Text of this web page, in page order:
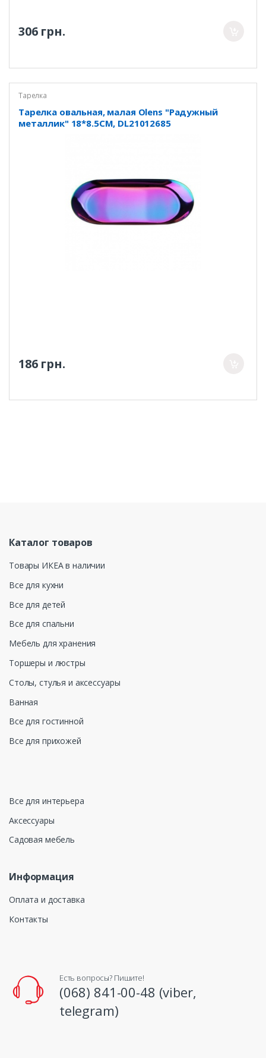
306 грн.
Тарелка
Тарелка овальная, малая Olens "Радужный
металлик" 18*8.5CM, DL21012685
186 грн.
Каталог товаров
Товары ИКЕА в наличии
Все для кухни
Все для детей
Все для спальни
Мебель для хранения
Торшеры и люстры
Столы, стулья и аксессуары
Ванная
Все для гостинной
Все для прихожей
Все для интерьера
Аксессуары
Садовая мебель
Информация
Оплата и доставка
Контакты
Есть вопросы? Пишите!
(068) 841-00-48 (viber,
telegram)